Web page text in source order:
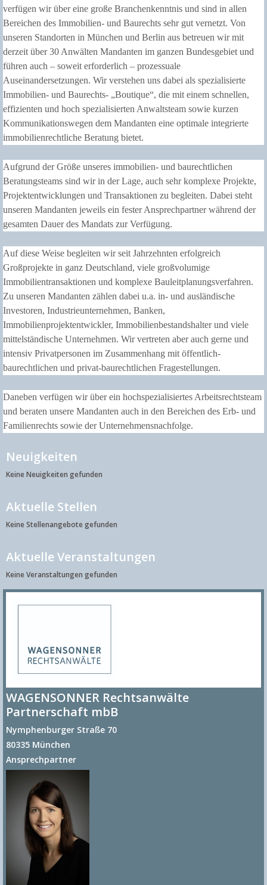
verfügen wir über eine große Branchenkenntnis und sind in allen
Bereichen des Immobilien- und Baurechts sehr gut vernetzt. Von
unseren Standorten in München und Berlin aus betreuen wir mit
derzeit über 30 Anwälten Mandanten im ganzen Bundesgebiet und
führen auch – soweit erforderlich – prozessuale
Auseinandersetzungen. Wir verstehen uns dabei als spezialisierte
Immobilien- und Baurechts- „Boutique“, die mit einem schnellen,
effizienten und hoch spezialisierten Anwaltsteam sowie kurzen
Kommunikationswegen dem Mandanten eine optimale integrierte
immobilienrechtliche Beratung bietet.
Aufgrund der Größe unseres immobilien- und baurechtlichen
Beratungsteams sind wir in der Lage, auch sehr komplexe Projekte,
Projektentwicklungen und Transaktionen zu begleiten. Dabei steht
unseren Mandanten jeweils ein fester Ansprechpartner während der
gesamten Dauer des Mandats zur Verfügung.
Auf diese Weise begleiten wir seit Jahrzehnten erfolgreich
Großprojekte in ganz Deutschland, viele großvolumige
Immobilientransaktionen und komplexe Bauleitplanungsverfahren.
Zu unseren Mandanten zählen dabei u.a. in- und ausländische
Investoren, Industrieunternehmen, Banken,
Immobilienprojektentwickler, Immobilienbestandshalter und viele
mittelständische Unternehmen. Wir vertreten aber auch gerne und
intensiv Privatpersonen im Zusammenhang mit öffentlich-
baurechtlichen und privat-baurechtlichen Fragestellungen.
Daneben verfügen wir über ein hochspezialisiertes Arbeitsrechtsteam
und beraten unsere Mandanten auch in den Bereichen des Erb- und
Familienrechts sowie der Unternehmensnachfolge.
Neuigkeiten
Keine Neuigkeiten gefunden
Aktuelle Stellen
Keine Stellenangebote gefunden
Aktuelle Veranstaltungen
Keine Veranstaltungen gefunden
WAGENSONNER Rechtsanwälte
Partnerschaft mbB
Nymphenburger Straße 70
80335 München
Ansprechpartner